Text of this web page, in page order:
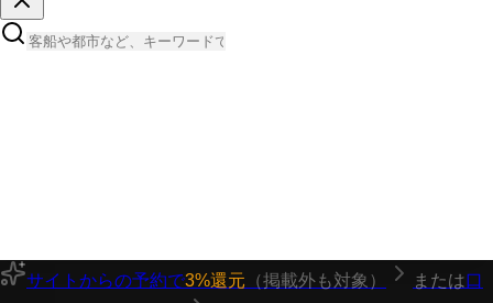
サイトからの予約で3%還元 （掲載外も対象） または口